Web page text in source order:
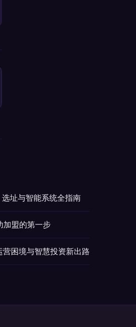
址与智能系统全指南
加盟的第一步
困境与智慧投资新出路